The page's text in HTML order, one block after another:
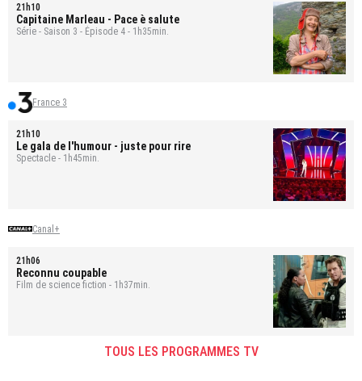
21h10
Capitaine Marleau - Pace è salute
Série - Saison 3 - Épisode 4 - 1h35min.
France 3
21h10
Le gala de l'humour - juste pour rire
Spectacle - 1h45min.
Canal+
21h06
Reconnu coupable
Film de science fiction - 1h37min.
TOUS LES PROGRAMMES TV